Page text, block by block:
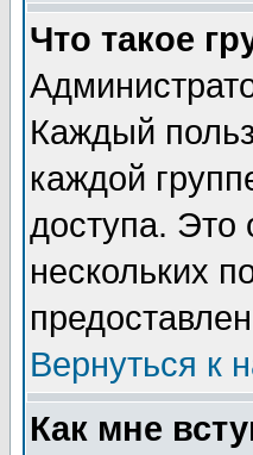
Что такое
Каждый
каждой
доступа. Это
нескольких
Вернуться к
Как мне